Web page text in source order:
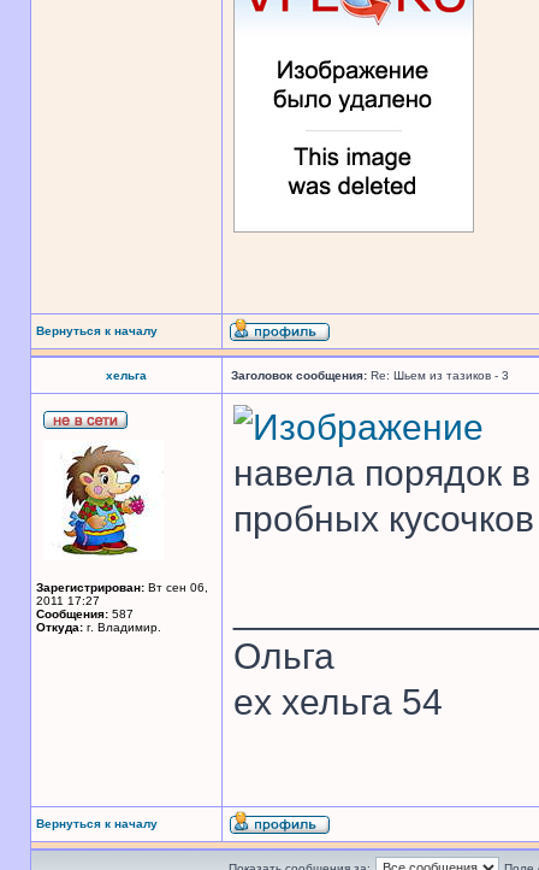
Вернуться к началу
хельга Заголовок сообщения: Re: Шьем из тазиков - 3
Зарегистрирован: Вт сен 06,
2011 17:27
Сообщения: 587
Откуда: г. Владимир.
навела порядок
пробных
Ольга
ex хельга 54
Вернуться к началу